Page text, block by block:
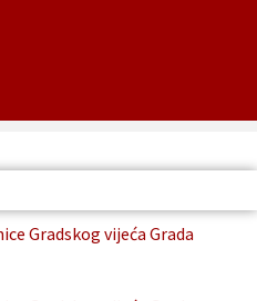
Gradskog vijeća Grada